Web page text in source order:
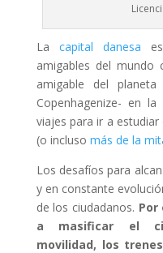
La capital danesa
amigables del mundo
amigable del
Copenhagenize- en
viajes para ir a
(o incluso más de la
Los desafíos para
y en constante
de los ciudadanos. Por
a masificar el
movilidad, los